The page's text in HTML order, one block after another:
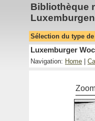
Bibliothèque
Sélection du type
Luxemburger
Navigation: Home